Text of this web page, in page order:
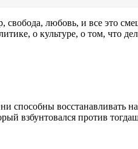
любовь, и все это
о культуре, о том, что
способны восстанавливать
взбунтовался против